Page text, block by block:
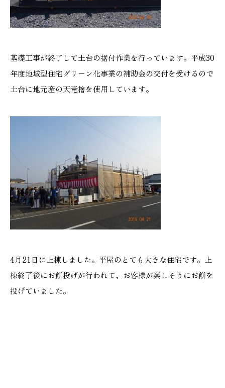
基礎工事が終了して土台の据付作業を行っています。平成30
年度地域型住宅グリーン化事業の補助金の交付を受けるので
土台に地元産の天竜檜を使用しています。
4月21日に上棟しました。平屋のとても大きな住宅です。上
棟終了後にお餅投げが行われて、お客様が楽しそうにお餅を
投げていました。